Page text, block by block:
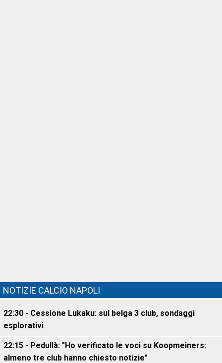
NOTIZIE CALCIO NAPOLI
22:30 - Cessione Lukaku: sul belga 3 club, sondaggi
esplorativi
22:15 - Pedullà: "Ho verificato le voci su Koopmeiners:
almeno tre club hanno chiesto notizie"